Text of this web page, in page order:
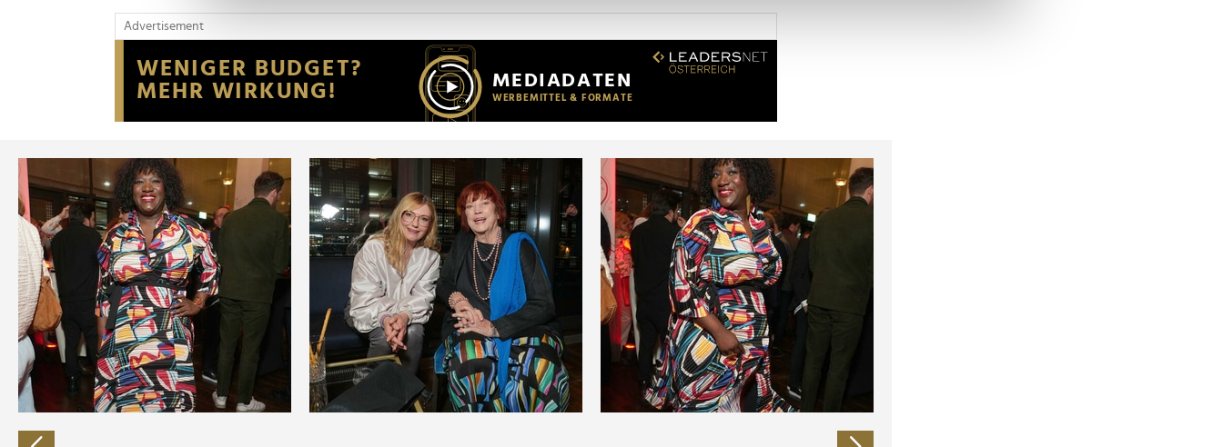
Wir verwenden Cookies, um Inhalte und Anzeigen zu personalisieren, Funktionen für soziale Medien anbieten zu können
Website an unsere Partner für soziale Medien, Werbung und Analysen weiter. Unsere Partner führen diese Informationen
möglicherweise mit weiteren Daten zusammen, die Sie ihnen bereitgestellt haben oder die sie im Rahmen Ihrer Nutzung
der Dienste gesammelt haben.
Advertisement